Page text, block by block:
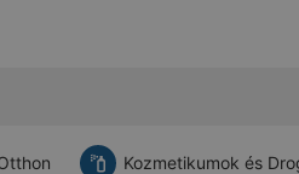
Kozmetikumok és